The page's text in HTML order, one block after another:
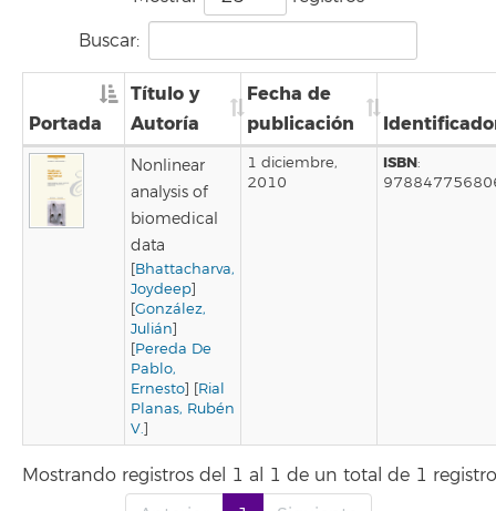
Buscar:
Portada
Título y
Autoría
Fecha de
publicación
Nonlinear
analysis of
biomedical
data
[Bhattacharva,
Joydeep]
[González,
Julián]
[Pereda De
Pablo,
Ernesto] [Rial
Planas, Rubén
V.]
1 diciembre,
2010
ISBN:
Mostrando registros del 1 al 1 de un total de 1